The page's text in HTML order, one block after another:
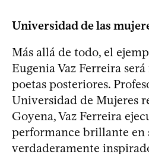
Universidad de las
Más allá de todo, el
Eugenia Vaz Ferreira
poetas posteriores.
Universidad de Mujeres
Goyena, Vaz Ferreira
performance brillante en
verdaderamente